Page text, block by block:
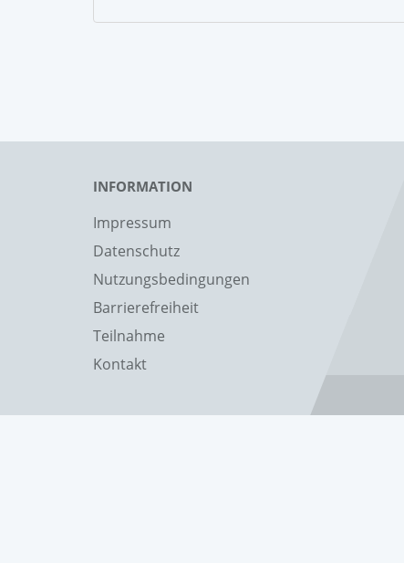
INFORMATION
Impressum
Datenschutz
Nutzungsbedingungen
Barrierefreiheit
Teilnahme
Kontakt